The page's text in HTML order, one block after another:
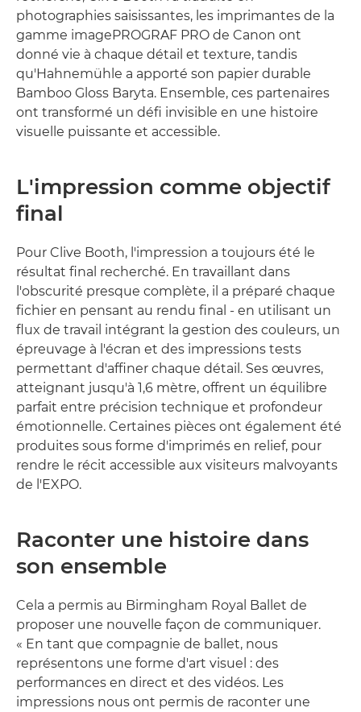
photographies saisissantes, les imprimantes de la
gamme imagePROGRAF PRO de Canon ont
donné vie à chaque détail et texture, tandis
qu'Hahnemühle a apporté son papier durable
Bamboo Gloss Baryta. Ensemble, ces partenaires
ont transformé un défi invisible en une histoire
visuelle puissante et accessible.
L'impression comme objectif
final
Pour Clive Booth, l'impression a toujours été le
résultat final recherché. En travaillant dans
l'obscurité presque complète, il a préparé chaque
fichier en pensant au rendu final - en utilisant un
flux de travail intégrant la gestion des couleurs, un
épreuvage à l'écran et des impressions tests
permettant d'affiner chaque détail. Ses œuvres,
atteignant jusqu'à 1,6 mètre, offrent un équilibre
parfait entre précision technique et profondeur
émotionnelle. Certaines pièces ont également été
produites sous forme d'imprimés en relief, pour
rendre le récit accessible aux visiteurs malvoyants
de l'EXPO.
Raconter une histoire dans
son ensemble
Cela a permis au Birmingham Royal Ballet de
proposer une nouvelle façon de communiquer.
« En tant que compagnie de ballet, nous
représentons une forme d'art visuel : des
performances en direct et des vidéos. Les
impressions nous ont permis de raconter une